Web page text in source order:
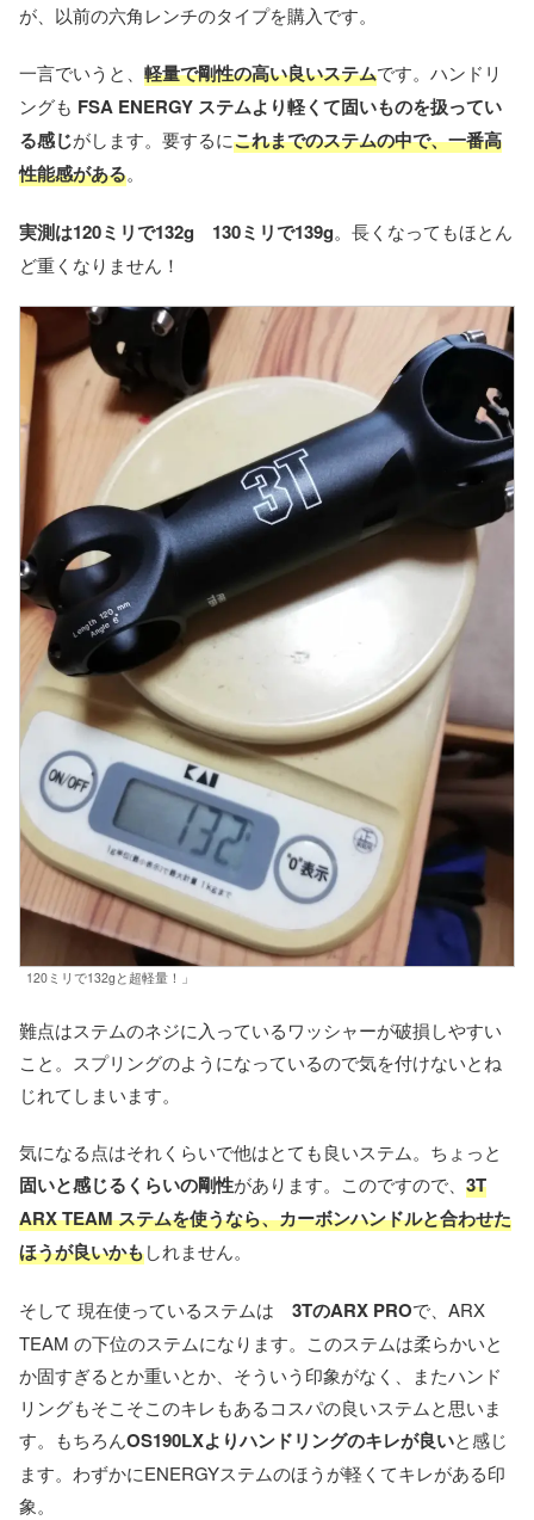
が、以前の六角レンチのタイプを購入です。
一言でいうと、 軽量で剛性の高い良いステムです。ハンドリ
ングも FSA ENERGY ステムより軽くて固いものを扱ってい
る感じがします。要するにこれまでのステムの中で、一番高
性能感がある。
実測は120ミリで132g 130ミリで139g。長くなってもほとん
ど重くなりません！
120ミリで132gと超軽量！」
難点はステムのネジに入っているワッシャーが破損しやすい
こと。スプリングのようになっているので気を付けないとね
じれてしまいます。
気になる点はそれくらいで他はとても良いステム。ちょっと
固いと感じるくらいの剛性があります。このですので、 3T
ARX TEAM ステムを使うなら、カーボンハンドルと合わせた
ほうが良いかもしれません。
そして 現在使っているステムは 3TのARX PROで、ARX
TEAM の下位のステムになります。このステムは柔らかいと
か固すぎるとか重いとか、そういう印象がなく、またハンド
リングもそこそこのキレもあるコスパの良いステムと思いま
す。もちろんOS190LXよりハンドリングのキレが良いと感じ
ます。わずかにENERGYステムのほうが軽くてキレがある印
象。